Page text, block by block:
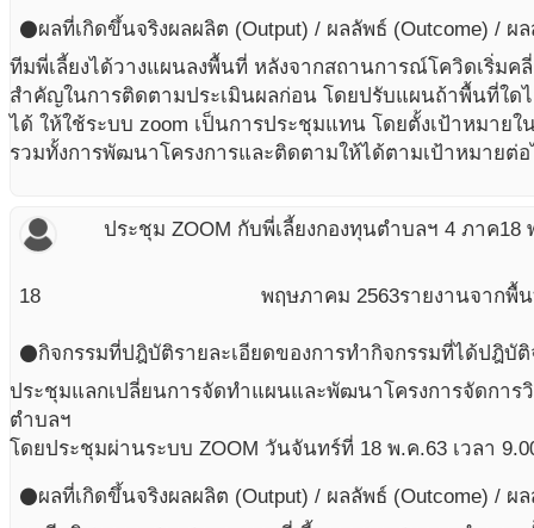
circleผลที่เกิดขึ้นจริงผลผลิต (Output) / ผลลัพธ์ (Outcome) /
ทีมพี่เลี้ยงได้วางแผนลงพื้นที่ หลังจากสถานการณ์โควิดเริ่มค
สำคัญในการติดตามประเมินผลก่อน โดยปรับแผนถ้าพื้นที่ใด
ได้ ให้ใช้ระบบ zoom เป็นการประชุมแทน โดยตั้งเป้าหมาย
รวมทั้งการพัฒนาโครงการและติดตามให้ได้ตามเป้าหมายต่
ประชุม ZOOM กับพี่เลี้ยงกองทุนตำบลฯ 4 ภาค18
18 พฤษภาคม 2563รายงานจากพื้น
circleกิจกรรมที่ปฎิบัติรายละเอียดของการทำกิจกรรมที่ได้ปฎิบัติ
ประชุมแลกเปลี่ยนการจัดทำแผนและพัฒนาโครงการจัดการ
ตำบลฯ
โดยประชุมผ่านระบบ ZOOM วันจันทร์ที่ 18 พ.ค.63 เวลา
circleผลที่เกิดขึ้นจริงผลผลิต (Output) / ผลลัพธ์ (Outcome) /